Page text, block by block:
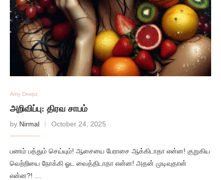
Amy Deepz
அறிவிப்பு: திரவ சாபம்
by Nirmal October 24, 2025
பணம் பத்தும் செய்யும்! ஆசையை பேராசை ஆக்கிடாதா என்ன! குறுகிய
வெற்றியை நோக்கி ஓட வைத்திடாதா என்ன! அதன் முடிவுதான்
என்ன?! …